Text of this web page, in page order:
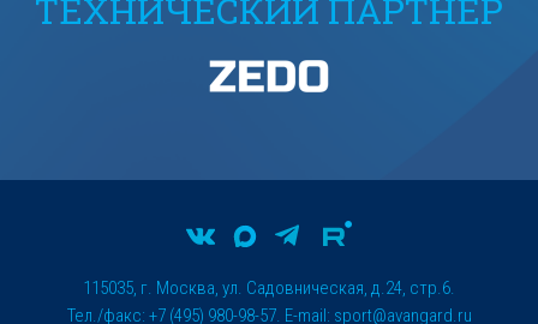
ТЕХНИЧЕСКИЙ ПАРТНЕР
115035, г. Москва, ул. Садовническая, д.24, стр.6.
Тел./факс: +7 (495) 980-98-57. E-mail: sport@avangard.ru